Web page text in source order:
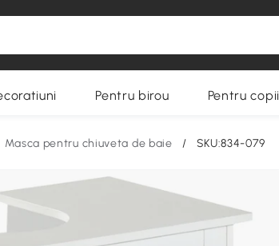
Pentru birou Pentru copii
Masca pentru chiuveta de baie / SKU:834-079